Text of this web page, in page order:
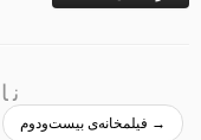
→فیلمخانه‌ی بیست‌ودوم